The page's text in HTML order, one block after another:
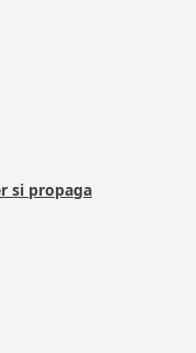
si propaga